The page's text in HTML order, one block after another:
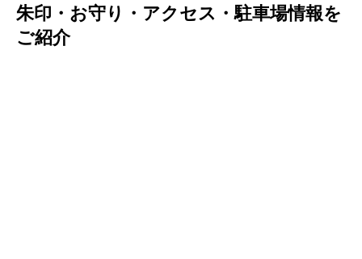
朱印・お守り・アクセス・駐車場情報を
ご紹介